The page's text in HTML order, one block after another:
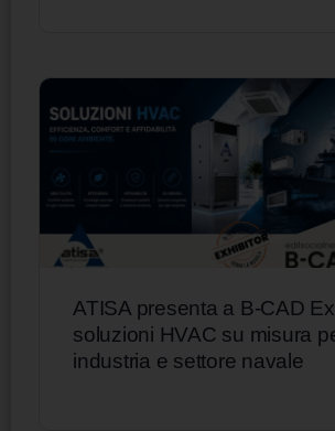
ATISA presenta a B-CAD
soluzioni HVAC su misura
industria e settore navale